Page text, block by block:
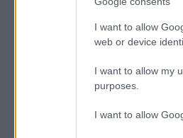
I want to allow
web or device
I want to allow my
purposes.
I want to allow